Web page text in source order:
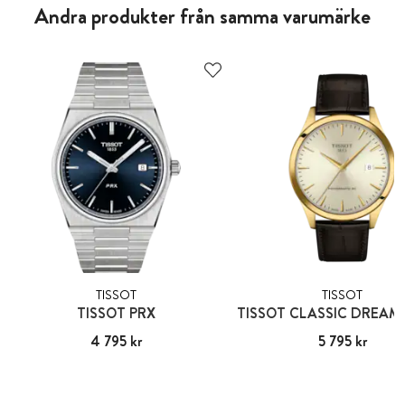
Andra produkter från samma varumärke
TISSOT
TISSOT PRX
Pris:4 795 kr
4 795 kr
TISSOT
Pris :5 795 kr
5 795 kr